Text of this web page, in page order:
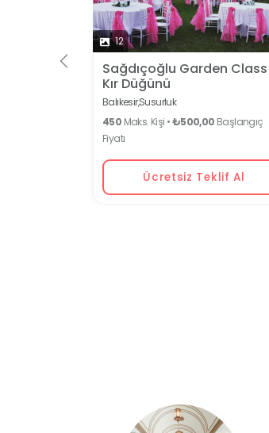
12
Sağdıçoğlu Garden Class
Kır Düğünü
Balıkesir,Susurluk
450 Maks. Kişi •₺500,00 Başlangıç
Fiyatı
Ücretsiz Teklif Al